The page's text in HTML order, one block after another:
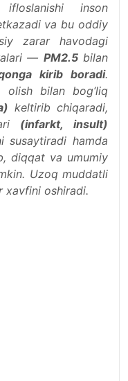
inson
va bu oddiy
zarar havodagi
— PM2.5bilan
kirib boradi.
olish bilan bog‘liq
keltirib chiqaradi,
(infarkt, insult)
susaytiradi hamda
diqqat va umumiy
Uzoq muddatli
xavfini oshiradi.